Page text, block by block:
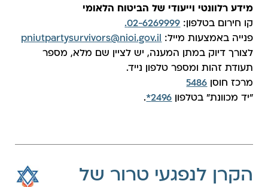
מידע רלוונטי וייעודי של הביטוח הלאומי
קו חירום בטלפון: 02-6269999.
פנייה באמצעות מייל: pniutpartysurvivors@nioi.gov.il
לצורך דיוק במתן המענה, יש לציין שם מלא, מספר
תעודת זהות ומספר טלפון נייד.
מרכז חוסן 5486
"יד מכוונת״ בטלפון 2496*
.
הקרן לנפגעי טרור של